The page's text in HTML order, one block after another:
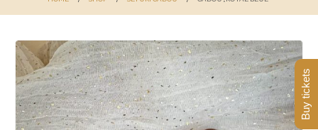
Buy tickets